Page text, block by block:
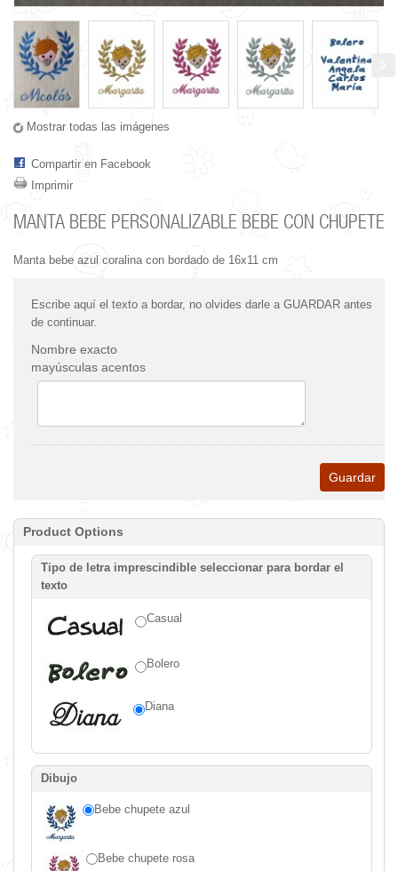
Mostrar todas las imágenes
Compartir en Facebook
Imprimir
MANTA BEBE PERSONALIZABLE BEBE CON CHUPETE
Manta bebe azul coralina con bordado de 16x11 cm
Escribe aquí el texto a bordar, no olvides darle a GUARDAR antes
de continuar.
Nombre exacto
mayúsculas acentos
Product Options
Tipo de letra imprescindible seleccionar para bordar el
texto
Casual
Bolero
Diana
Dibujo
Bebe chupete azul
Bebe chupete rosa